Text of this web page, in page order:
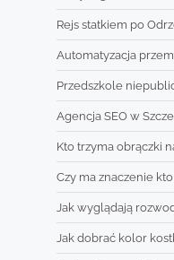
Rejs statkiem po
Automatyzacja
Przedszkole
Agencja SEO w
Kto trzyma obrączki
Czy ma znaczenie
Jak wyglądają
Jak dobrać kolor